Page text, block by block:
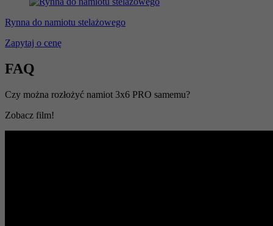
Rynna do namiotu stelażowego
Zapytaj o cenę
FAQ
Czy można rozłożyć namiot 3x6 PRO samemu?
Zobacz film!